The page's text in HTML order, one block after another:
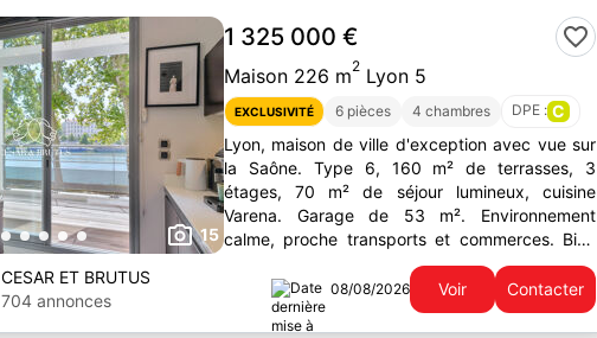
15
1 325 000 €
Maison 226 m2 Lyon 5
EXCLUSIVITÉ 6 pièces 4 chambres DPE : C
Lyon, maison de ville d'exception avec vue sur
la Saône. Type 6, 160 m² de terrasses, 3
étages, 70 m² de séjour lumineux, cuisine
Varena. Garage de 53 m². Environnement
calme, proche transports et commerces. Bien
CESAR ET BRUTUS
TRANSACTION
704 annonces
08/08/2026 Voir Contacter